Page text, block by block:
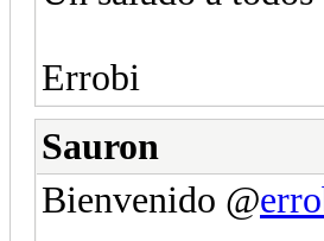
Errobi
Sauron
Bienvenido @